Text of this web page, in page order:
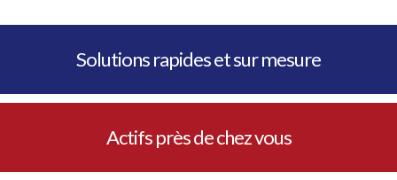
Solutions rapides et sur mesure
Actifs près de chez vous